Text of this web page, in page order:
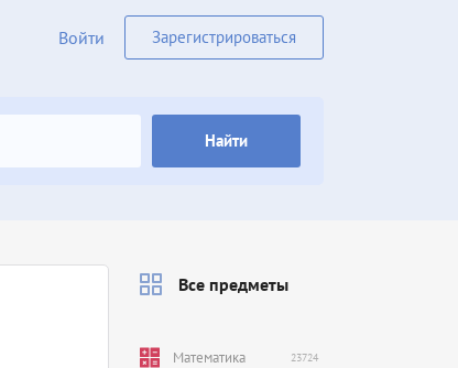
Войти Зарегистрироваться
Найти
Все предметы
Математика 23724